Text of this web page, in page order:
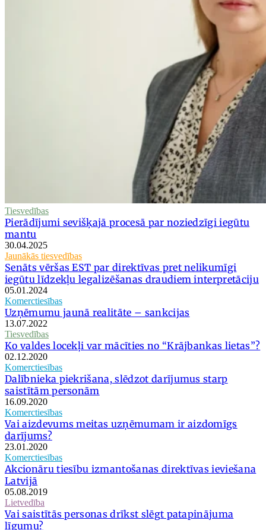
Tiesvedības
Pierādījumi sevišķajā procesā par noziedzīgi iegūtu
mantu
30.04.2025
Jaunākās tiesvedības
Senāts vēršas EST par direktīvas pret nelikumīgi
iegūtu līdzekļu legalizēšanas draudiem interpretāciju
05.01.2024
Komerctiesības
Uzņēmumu jaunā realitāte – sankcijas
13.07.2022
Tiesvedības
Ko valdes locekļi var mācīties no “Krājbankas lietas”?
02.12.2020
Komerctiesības
Dalībnieka piekrišana, slēdzot darījumus starp
saistītām personām
16.09.2020
Komerctiesības
Vai aizdevums meitas uzņēmumam ir aizdomīgs
darījums?
23.01.2020
Komerctiesības
Akcionāru tiesību izmantošanas direktīvas ieviešana
Latvijā
05.08.2019
Lietvedība
Vai saistītās personas drīkst slēgt patapinājuma
līgumu?